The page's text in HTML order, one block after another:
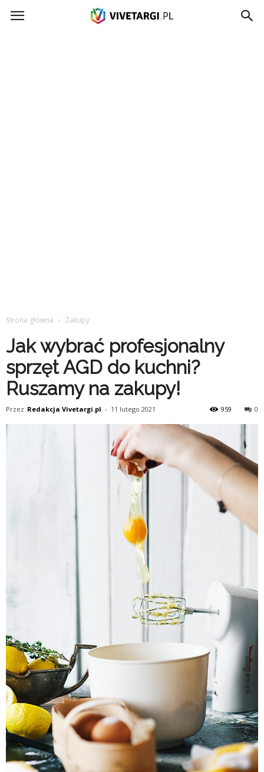
Vivetargi.pl
Strona główna Zakupy
Jak wybrać profesjonalny
sprzęt AGD do kuchni?
Ruszamy na zakupy!
Przez Redakcja Vivetargi.pl - 11 lutego 2021 0
959